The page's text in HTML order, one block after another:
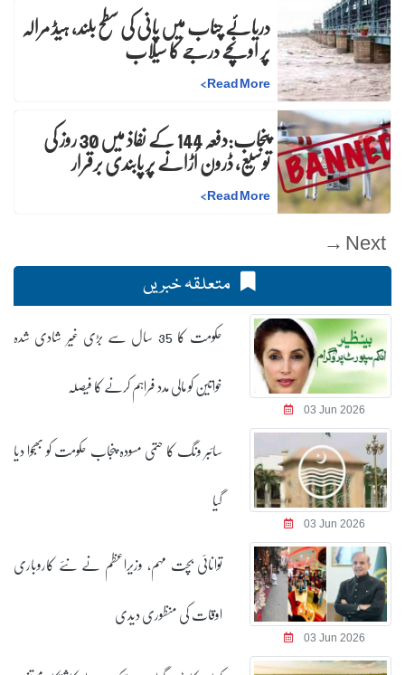
دریائے چناب میں پانی کی سطح بلند، ہیڈ مرالہ
پر اونچے درجے کا سیلاب
Read More
>
پنجاب:دفعہ 144 کے نفاذ میں 30 روز کیتوسیع، ڈرون اُڑانے پر پابندی برقرار
Read More
>
Next →
متعلقہ خبریں
03 Jun 2026
حکومت کا 35 سال سے بڑی غیر شادی شدہ
خواتین کو مالی مدد فراہم کرنے کا فیصلہ
03 Jun 2026
سائبر ونگ کا حتمی مسودہ پنجاب حکومت کو بھجوا دیا
گیا
03 Jun 2026
توانائی بچت مہم، وزیراعظم نے نئے کاروباری
اوقات کی منظوری دیدی